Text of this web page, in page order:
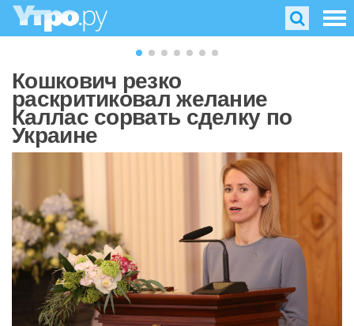
Кошкович резко
раскритиковал желание
Каллас сорвать сделку по
Украине